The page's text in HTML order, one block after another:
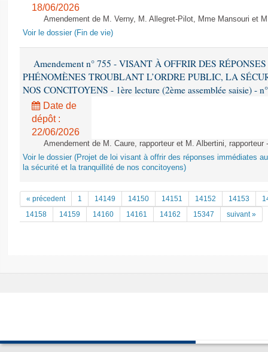
18/06/2026
Amendement de M. Verny, M. Allegret-Pilot, Mme Mansouri et
Voir le dossier (Fin de vie)
Amendement n° 755 - VISANT À OFFRIR DES
PHÉNOMÈNES TROUBLANT L’ORDRE PUBLIC, LA
NOS CONCITOYENS - 1ère lecture (2ème assemblée saisie) -
Date de
dépôt :
22/06/2026
Amendement de M. Caure, rapporteur et M. Albertini,
Voir le dossier (Projet de loi visant à offrir des réponses immédiates
la sécurité et la tranquillité de nos concitoyens)
« précedent 1 14149 14150 14151 14152 14153
14158
14159 14160 14161 14162 15347 suivant »